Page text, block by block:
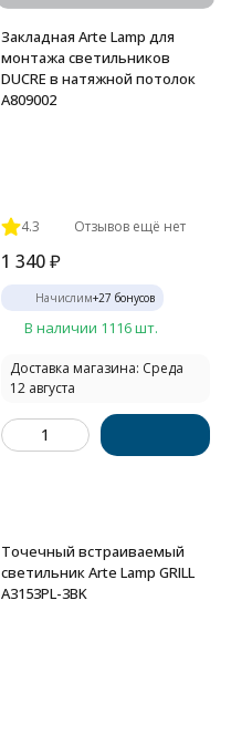
Закладная Arte Lamp для
монтажа светильников
DUCRE в натяжной потолок
A809002
4.3 Отзывов ещё нет
1 340₽
Начислим+27 бонусов
В наличии 1116 шт.
Доставка магазина: Среда
12 августа
Точечный встраиваемый
светильник Arte Lamp GRILL
A3153PL-3BK